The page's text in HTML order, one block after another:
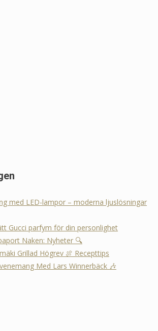
med LED-lampor – moderna ljuslösningar
Gucci parfym för din personlighet
Naken: Nyheter 🔍
Grillad Högrev 🍖 Recepttips
Med Lars Winnerbäck 🎶